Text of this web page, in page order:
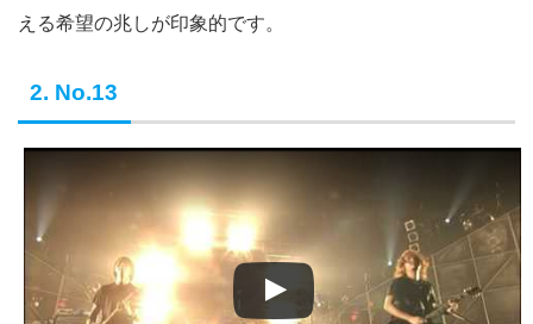
える希望の兆しが印象的です。
2. No.13